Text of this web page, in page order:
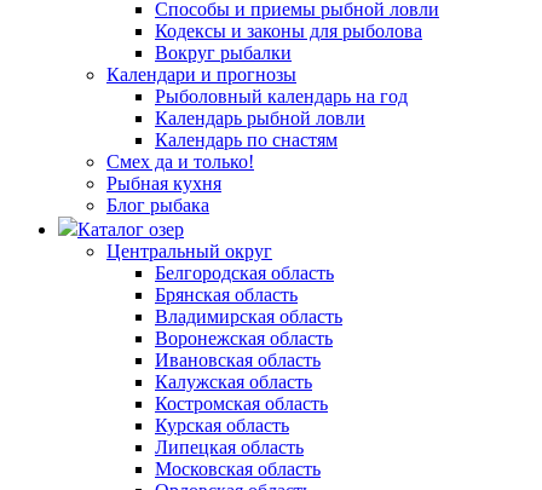
Способы и приемы рыбной ловли
Кодексы и законы для рыболова
Вокруг рыбалки
Календари и прогнозы
Рыболовный календарь на год
Календарь рыбной ловли
Календарь по снастям
Смех да и только!
Рыбная кухня
Блог рыбака
Каталог озер
Центральный округ
Белгородская область
Брянская область
Владимирская область
Воронежская область
Ивановская область
Калужская область
Костромская область
Курская область
Липецкая область
Московская область